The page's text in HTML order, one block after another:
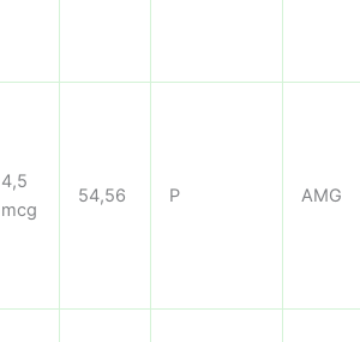
4,5
mcg
54,56 P AMG